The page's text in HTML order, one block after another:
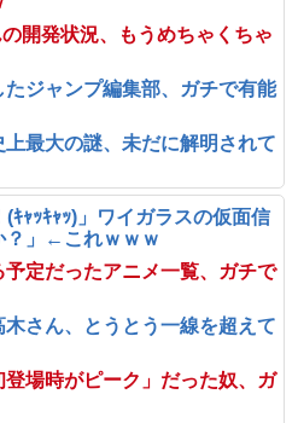
開発状況、もうめちゃくちゃ
たジャンプ編集部、ガチで有能
上最大の謎、未だに解明されて
(ｷｬｯｷｬｯ)」ワイガラスの仮面信
？」←これｗｗｗ
予定だったアニメ一覧、ガチで
木さん、とうとう一線を超えて
登場時がピーク」だった奴、ガ